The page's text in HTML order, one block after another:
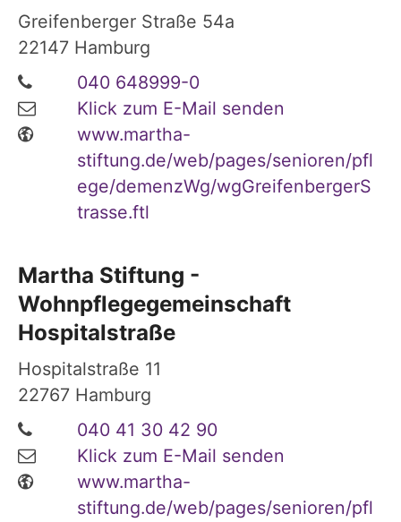
Greifenberger Straße 54a
22147 Hamburg
040 648999-0
Klick zum E-Mail senden
www.martha-
stiftung.de/web/pages/senioren/pfl
ege/demenzWg/wgGreifenbergerS
trasse.ftl
Martha Stiftung -
Wohnpflegegemeinschaft
Hospitalstraße
Hospitalstraße 11
22767 Hamburg
040 41 30 42 90
Klick zum E-Mail senden
www.martha-
stiftung.de/web/pages/senioren/pfl